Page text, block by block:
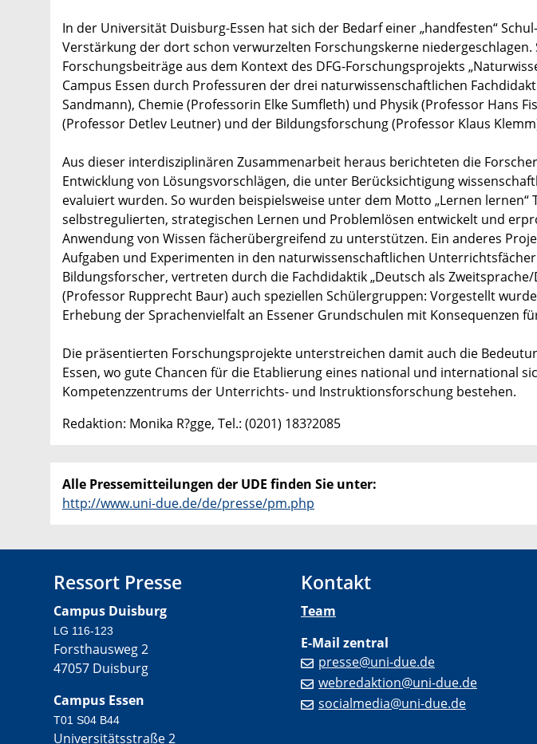
In der Universität Duisburg-Essen hat sich der Bedarf einer „handfesten“
Verstärkung der dort schon verwurzelten Forschungskerne
Forschungsbeiträge aus dem Kontext des DFG-Forschungsprojekts
Campus Essen durch Professuren der drei naturwissenschaftlichen
Sandmann), Chemie (Professorin Elke Sumfleth) und Physik (Professor Hans
(Professor Detlev Leutner) und der Bildungsforschung (Professor Klaus
Aus dieser interdisziplinären Zusammenarbeit heraus berichteten die
Entwicklung von Lösungsvorschlägen, die unter Berücksichtigung
evaluiert wurden. So wurden beispielsweise unter dem Motto „Lernen
selbstregulierten, strategischen Lernen und Problemlösen entwickelt und
Anwendung von Wissen fächerübergreifend zu unterstützen. Ein anderes
Aufgaben und Experimenten in den naturwissenschaftlichen
Bildungsforscher, vertreten durch die Fachdidaktik „Deutsch als
(Professor Rupprecht Baur) auch speziellen Schülergruppen: Vorgestellt
Erhebung der Sprachenvielfalt an Essener Grundschulen mit Konsequenzen
Die präsentierten Forschungsprojekte unterstreichen damit auch die
Essen, wo gute Chancen für die Etablierung eines national und international
Kompetenzzentrums der Unterrichts- und Instruktionsforschung bestehen.
Redaktion: Monika R?gge, Tel.: (0201) 183?2085
Alle Pressemitteilungen der UDE finden Sie unter:
http://www.uni-due.de/de/presse/pm.php
Ressort Presse
Campus Duisburg
LG 116-123
Forsthausweg 2
47057 Duisburg
Campus Essen
T01 S04 B44
Universitätsstraße 2
Kontakt
Team
E-Mail zentral
presse@uni-due.de
webredaktion@uni-due.de
socialmedia@uni-due.de